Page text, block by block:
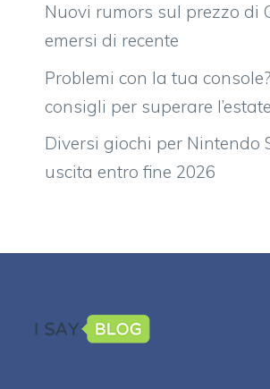
Nuovi rumors sul prezzo di
emersi di recente
Problemi con la tua
consigli per superare l’estate
Diversi giochi per Nintendo
uscita entro fine 2026